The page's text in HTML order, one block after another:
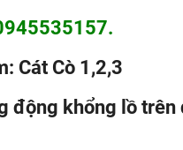
Cát Cò 1,2,3
động khổng lồ trên